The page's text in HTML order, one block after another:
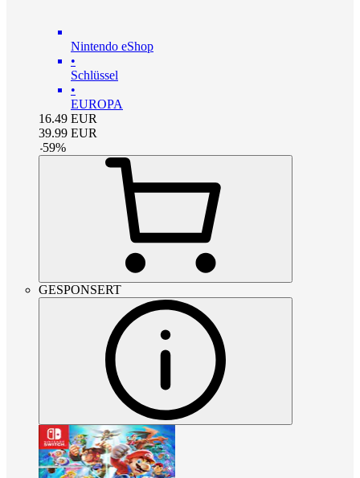
Nintendo eShop
•
Schlüssel
•
EUROPA
16.49 EUR
39.99 EUR
-59%
GESPONSERT